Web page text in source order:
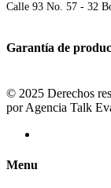
Calle 93 No. 57 - 32
Garantía de
© 2025 Derechos
por Agencia Talk
Menu